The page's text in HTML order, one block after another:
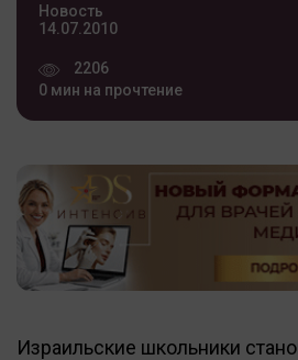
Новость
14.07.2010
2206
0 мин на прочтение
Израильские школьники